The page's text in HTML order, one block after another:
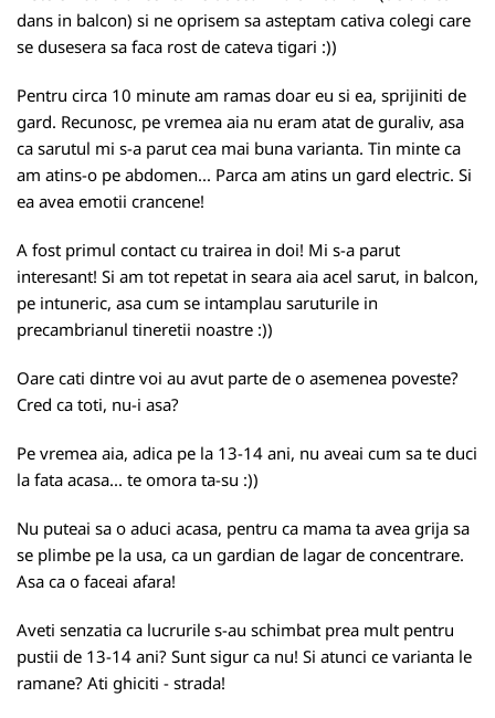
dans in balcon) si ne oprisem sa asteptam cativa colegi care
se dusesera sa faca rost de cateva tigari :))
Pentru circa 10 minute am ramas doar eu si ea, sprijiniti de
gard. Recunosc, pe vremea aia nu eram atat de guraliv, asa
ca sarutul mi s-a parut cea mai buna varianta. Tin minte ca
am atins-o pe abdomen... Parca am atins un gard electric. Si
ea avea emotii crancene!
A fost primul contact cu trairea in doi! Mi s-a parut
interesant! Si am tot repetat in seara aia acel sarut, in balcon,
pe intuneric, asa cum se intamplau saruturile in
precambrianul tineretii noastre :))
Oare cati dintre voi au avut parte de o asemenea poveste?
Cred ca toti, nu-i asa?
Pe vremea aia, adica pe la 13-14 ani, nu aveai cum sa te duci
la fata acasa... te omora ta-su :))
Nu puteai sa o aduci acasa, pentru ca mama ta avea grija sa
se plimbe pe la usa, ca un gardian de lagar de concentrare.
Asa ca o faceai afara!
Aveti senzatia ca lucrurile s-au schimbat prea mult pentru
pustii de 13-14 ani? Sunt sigur ca nu! Si atunci ce varianta le
ramane? Ati ghiciti - strada!